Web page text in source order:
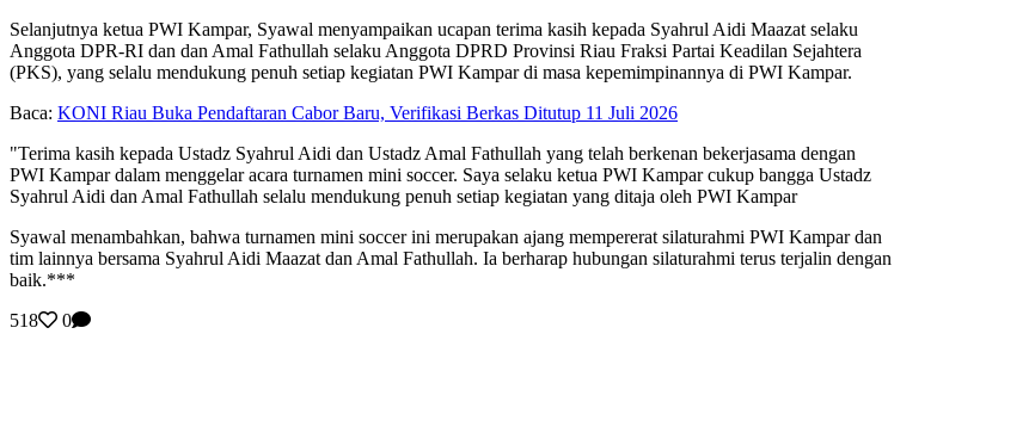
Selanjutnya ketua PWI Kampar, Syawal menyampaikan ucapan terima kasih kepada Syahrul Aidi Maazat selaku
Anggota DPR-RI dan dan Amal Fathullah selaku Anggota DPRD Provinsi Riau Fraksi Partai Keadilan Sejahtera
(PKS), yang selalu mendukung penuh setiap kegiatan PWI Kampar di masa kepemimpinannya di PWI Kampar.
Baca: KONI Riau Buka Pendaftaran Cabor Baru, Verifikasi Berkas Ditutup 11 Juli 2026
"Terima kasih kepada Ustadz Syahrul Aidi dan Ustadz Amal Fathullah yang telah berkenan bekerjasama dengan
PWI Kampar dalam menggelar acara turnamen mini soccer. Saya selaku ketua PWI Kampar cukup bangga Ustadz
Syahrul Aidi dan Amal Fathullah selalu mendukung penuh setiap kegiatan yang ditaja oleh PWI Kampar
Syawal menambahkan, bahwa turnamen mini soccer ini merupakan ajang mempererat silaturahmi PWI Kampar dan
tim lainnya bersama Syahrul Aidi Maazat dan Amal Fathullah. Ia berharap hubungan silaturahmi terus terjalin dengan
baik.***
518
0